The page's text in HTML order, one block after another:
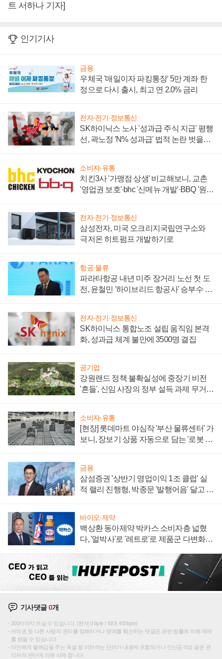
트 서하나 기자]
인기기사
금융
우체국 '매일이자 파킹통장' 5만 계좌 한
정으로 다시 출시, 최고 연 2.0% 금리
전자·전기·정보통신
SK하이닉스 노사 '성과급 주식 지급' 평행
선, 곽노정 'N% 성과급' 법적 논란 벗을지
소비자·유통
치킨3사 '가맹점 상생' 비교해보니, 교촌
'영업권 보호'·bhc '신메뉴 개발'·BBQ '원가
전자·전기·정보통신
삼성전자, 미국 오크리지국립연구소와
극저온 히트펌프 개발하기로
항공·물류
파라타항공 내년 미주 장거리 노선 첫 도
전, 윤철민 '하이브리드 항공사' 승부수 통
전자·전기·정보통신
SK하이닉스 통합노조 설립 움직임 본격
화, 성과급 체계 불만에 3500명 결집
공기업
강원랜드 정책 불확실성에 중장기 비전
'흔들', 신임 사장의 정부 설득 과제 무거워
소비자·유통
[현장] 롯데마트 야심작 '부산 물류센터' 가
보니, 장보기 상품 자동으로 담는 '로봇 40
금융
삼섬증권 '상반기 영업이익 1조 클럽' 실
적 랠리 진행형, 박종문 '발행어음' 달고 연
바이오·제약
백상환 동아제약 박카스 소비자층 넓혔
다, '얼박사'로 '레트로'로 제품군 다변화
기사댓글0개
200자까지 쓰실 수 있습니다. (현재 0 byte / 최대 400byte)
저작권 등 다른 사람의 권리를 침해하거나 명예를 훼손하는 댓글은 관련 법률에 의해 제재
를 받을 수 있습니다.
타인에게 불쾌감을 주는 욕설 등 비하하는 단어가 내용에 포함되거나 인신공격성 글은 관
리자의 판단에 의해 삭제 합니다.